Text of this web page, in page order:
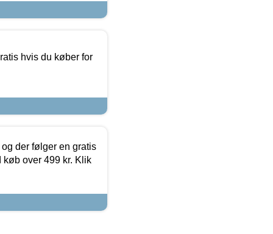
hvis du køber for
der følger en gratis
køb over 499 kr. Klik